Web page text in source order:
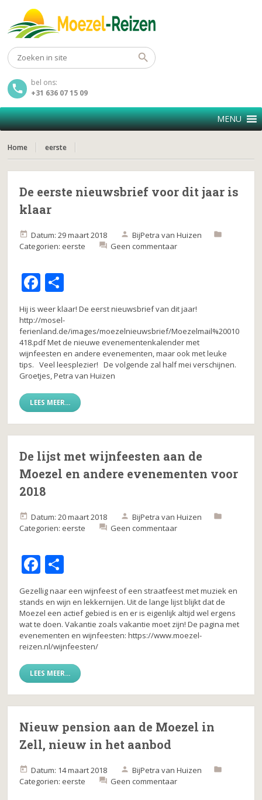
bel ons:
+31 636 07 15 09
MENU
Home eerste
De eerste nieuwsbrief voor dit jaar is
klaar
Datum: 29 maart 2018 BijPetra van Huizen
Categorien: eerste Geen commentaar
F
a
c
e
b
o
o
k
el
e
n
Hij is weer klaar! De eerst nieuwsbrief van dit jaar!
http://mosel-
ferienland.de/images/moezelnieuwsbrief/Moezelmail%20010
418.pdf Met de nieuwe evenementenkalender met
wijnfeesten en andere evenementen, maar ook met leuke
tips. Veel leesplezier! De volgende zal half mei verschijnen.
Groetjes, Petra van Huizen
LEES MEER...
De lijst met wijnfeesten aan de
Moezel en andere evenementen voor
2018
Datum: 20 maart 2018 BijPetra van Huizen
Categorien: eerste Geen commentaar
F
a
c
e
b
o
o
k
el
e
n
Gezellig naar een wijnfeest of een straatfeest met muziek en
stands en wijn en lekkernijen. Uit de lange lijst blijkt dat de
Moezel een actief gebied is en er is eigenlijk altijd wel ergens
wat te doen. Vakantie zoals vakantie moet zijn! De pagina met
evenementen en wijnfeesten: https://www.moezel-
reizen.nl/wijnfeesten/
LEES MEER...
Nieuw pension aan de Moezel in
Zell, nieuw in het aanbod
Datum: 14 maart 2018 BijPetra van Huizen
Categorien: eerste Geen commentaar